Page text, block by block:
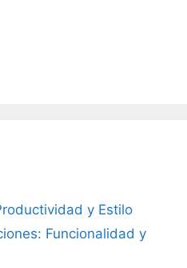
y Estilo
Funcionalidad y